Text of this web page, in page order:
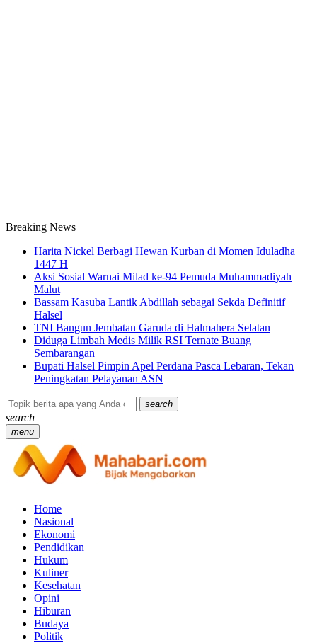
Breaking News
Harita Nickel Berbagi Hewan Kurban di Momen Iduladha
1447 H
Aksi Sosial Warnai Milad ke-94 Pemuda Muhammadiyah
Malut
Bassam Kasuba Lantik Abdillah sebagai Sekda Definitif
Halsel
TNI Bangun Jembatan Garuda di Halmahera Selatan
Diduga Limbah Medis Milik RSI Ternate Buang
Sembarangan
Bupati Halsel Pimpin Apel Perdana Pasca Lebaran, Tekan
Peningkatan Pelayanan ASN
search
search
menu
Home
Nasional
Ekonomi
Pendidikan
Hukum
Kuliner
Kesehatan
Opini
Hiburan
Budaya
Politik